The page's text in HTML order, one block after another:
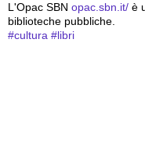
L'Opac SBN opac.sbn.it/ è
biblioteche pubbliche.
#cultura #libri